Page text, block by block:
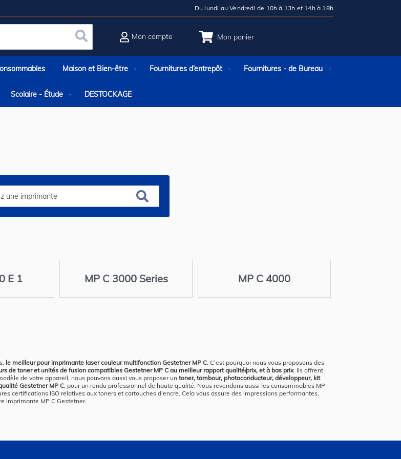
Du lundi au Vendredi de 10h à 13h et 14h à 18h
Mon panier
Rechercher
Mon compte
Maison et Bien-être Fournitures d’entrepôt Fournitures - de Bureau
Scolaire - Étude DESTOCKAGE
E 1 MP C 3000 Series MP C 4000
le meilleur pour imprimante laser couleur multifonction Gestetner MP C. C'est pourquoi nous vous proposons des
de toner et unités de fusion compatibles Gestetner MP C au meilleur rapport qualité/prix, et à bas prix. Ils offrent
de votre appareil, nous pouvons aussi vous proposer untoner, tambour, photoconducteur, développeur, kit
Gestetner MP C, pour un rendu professionnel de haute qualité. Nous revendons aussi les consommables MP
certifications ISO relatives aux toners et cartouches d'encre. Cela vous assure des impressions performantes,
imprimante MP C Gestetner.